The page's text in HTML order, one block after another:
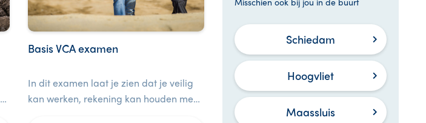
Basis VCA examen
In dit examen laat je zien dat je veilig
kan werken, rekening kan houden met
Schiedam
Hoogvliet
Maassluis